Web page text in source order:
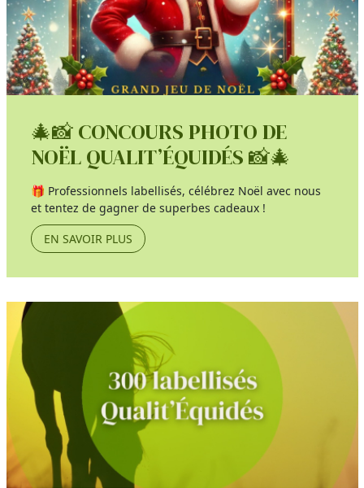
🎄📸 CONCOURS PHOTO DE
NOËL QUALIT’ÉQUIDÉS 📸🎄
🎁 Professionnels labellisés, célébrez Noël avec nous
et tentez de gagner de superbes cadeaux !
EN SAVOIR PLUS